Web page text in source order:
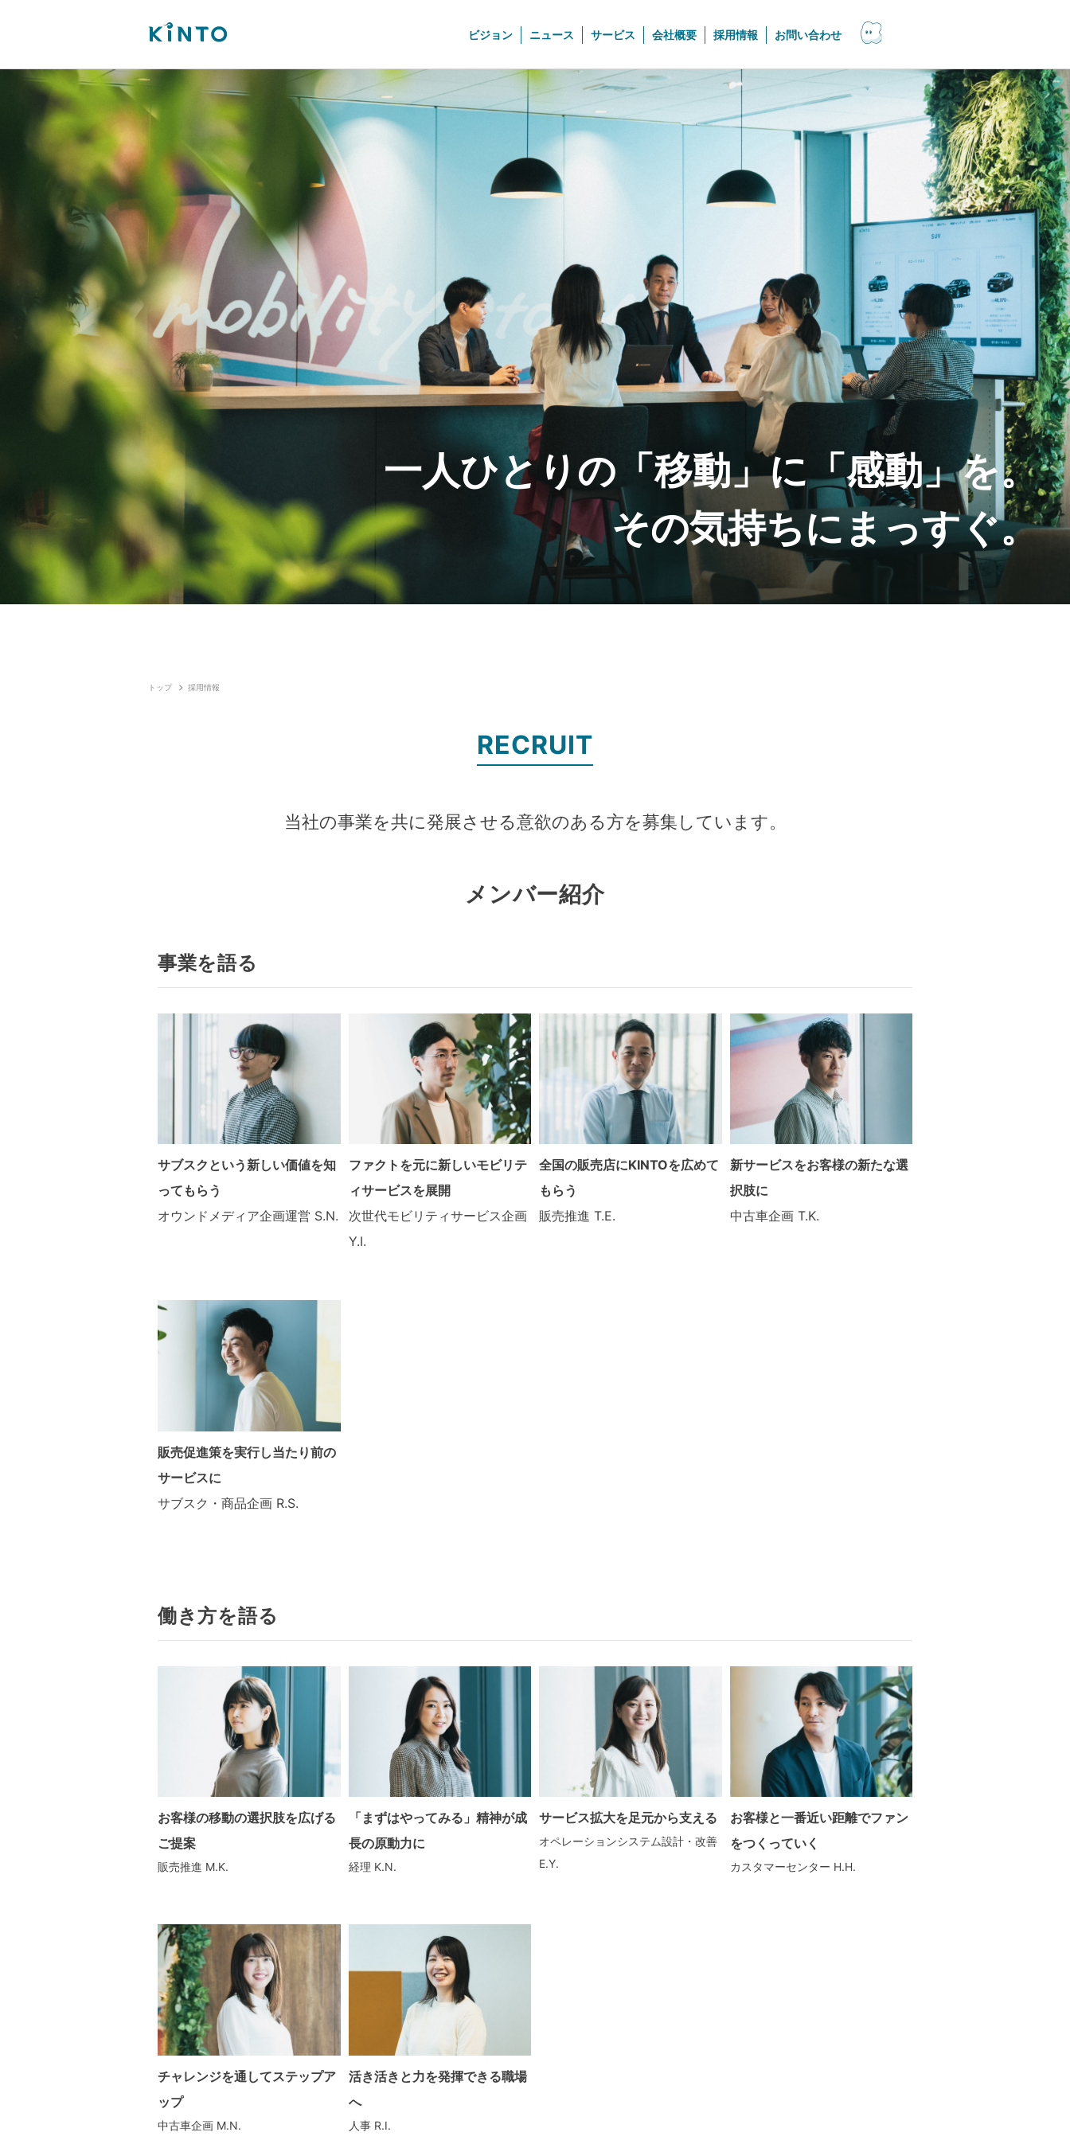
ビジョン ニュース サービス 会社概要 採用情報 お問い合わせ
一人ひとりの「移動」に「感動」を。
その気持ちにまっすぐ。
トップ 採用情報
RECRUIT
当社の事業を共に発展させる意欲のある方を募集しています。
メンバー紹介
事業を語る
サブスクという新しい価値を知
ってもらう
オウンドメディア企画運営 S.N.
ファクトを元に新しいモビリテ
ィサービスを展開
次世代モビリティサービス企画
Y.I.
全国の販売店にKINTOを広めて
もらう
販売推進 T.E.
新サービスをお客様の新たな選
択肢に
中古車企画 T.K.
販売促進策を実行し当たり前の
サービスに
サブスク・商品企画 R.S.
働き方を語る
お客様の移動の選択肢を広げる
ご提案
販売推進 M.K.
「まずはやってみる」精神が成
長の原動力に
経理 K.N.
サービス拡大を足元から支える
オペレーションシステム設計・改善
E.Y.
お客様と一番近い距離でファン
をつくっていく
カスタマーセンター H.H.
チャレンジを通してステップア
ップ
中古車企画 M.N.
活き活きと力を発揮できる職場
へ
人事 R.I.